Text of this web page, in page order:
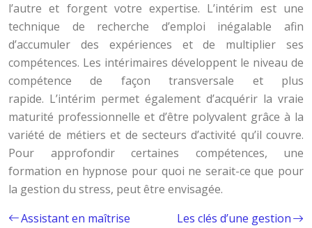
l’autre et forgent votre expertise. L’intérim est une
technique de recherche d’emploi inégalable afin
d’accumuler des expériences et de multiplier ses
compétences. Les intérimaires développent le niveau de
compétence de façon transversale et plus
rapide. L’intérim permet également d’acquérir la vraie
maturité professionnelle et d’être polyvalent grâce à la
variété de métiers et de secteurs d’activité qu’il couvre.
Pour approfondir certaines compétences, une
formation en hypnose pour quoi ne serait-ce que pour
la gestion du stress, peut être envisagée.
Assistant en maîtrise
Les clés d’une gestion